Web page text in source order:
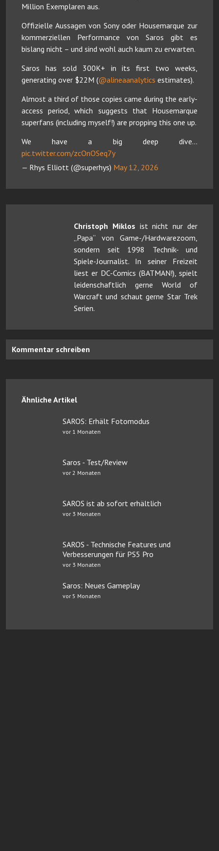
Million Exemplaren aus.
Offizielle Aussagen von Sony oder Housemarque zur
kommerziellen Performance von Saros gibt es
bislang nicht – und sind wohl auch kaum zu erwarten.
Saros has sold 300K+ in its first two weeks,
generating over $22M (@alineaanalytics estimates).
Almost a third of those copies came during the early-
access period, which suggests that Housemarque
superfans (including myself!) are propping this one up.
We have a big deep dive…
pic.twitter.com/zcOnOSeq7y
— Rhys Elliott (@superhys) May 12, 2026
Christoph Miklos ist nicht nur der
„Papa“ von Game-/Hardwarezoom,
sondern seit 1998 Technik- und
Spiele-Journalist. In seiner Freizeit
liest er DC-Comics (BATMAN!), spielt
leidenschaftlich gerne World of
Warcraft und schaut gerne Star Trek
Serien.
Kommentar schreiben
Ähnliche Artikel
SAROS: Erhält Fotomodus
vor 1 Monaten
Saros - Test/Review
vor 2 Monaten
SAROS ist ab sofort erhältlich
vor 3 Monaten
SAROS - Technische Features und
Verbesserungen für PS5 Pro
vor 3 Monaten
Saros: Neues Gameplay
vor 5 Monaten